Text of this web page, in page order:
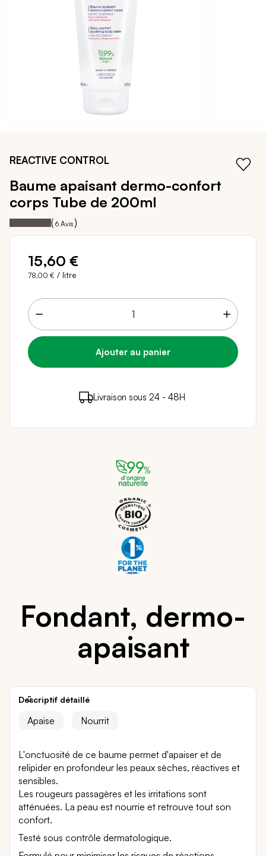
début
Galerie
REACTIVE CONTROL
Baume apaisant dermo-confort
corps Tube de 200ml
Notation: 100
% of 100
( 6 Avis )
15,60 €
78,00 € / litre
15 points de fidélité ( 0,30 €
en achetant ce
Livraison sous 24 - 48H
Paiement sécurisé
Fondant, dermo-
apaisant
Descriptif détaillé
Apaise Nourrit
L'onctuosité de ce baume permet d'apaiser et de
relipider en profondeur les peaux sèches, réactives et
sensibles.
Les rougeurs passagères et les irritations sont
atténuées. La peau est nourrie et retrouve tout son
confort.
Testé sous contrôle dermatologique.